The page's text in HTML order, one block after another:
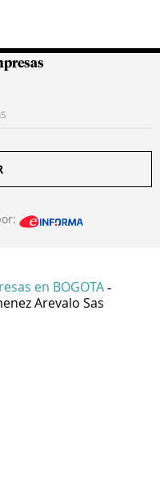
en BOGOTA -
Arevalo Sas